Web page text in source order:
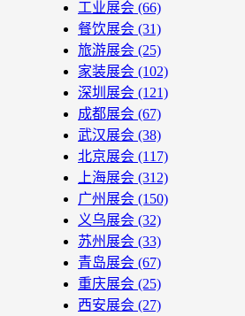
工业展会 (66)
餐饮展会 (31)
旅游展会 (25)
家装展会 (102)
深圳展会 (121)
成都展会 (67)
武汉展会 (38)
北京展会 (117)
上海展会 (312)
广州展会 (150)
义乌展会 (32)
苏州展会 (33)
青岛展会 (67)
重庆展会 (25)
西安展会 (27)